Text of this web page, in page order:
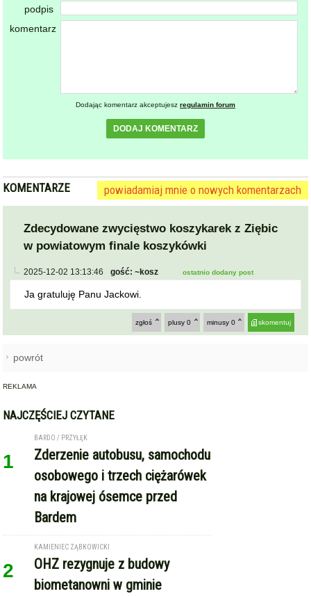
podpis
komentarz
Dodając komentarz akceptujesz regulamin forum
DODAJ KOMENTARZ
KOMENTARZE powiadamiaj mnie o nowych komentarzach
Zdecydowane zwycięstwo koszykarek z Ziębic
w powiatowym finale koszykówki
2025-12-02 13:13:46 gość: ~kosz ostatnio dodany post
Ja gratuluję Panu Jackowi.
skomentuj
minusy 0
plusy 0
zgłoś
powrót
REKLAMA
NAJCZĘŚCIEJ CZYTANE
1
BARDO / PRZYŁĘK
Zderzenie autobusu, samochodu
osobowego i trzech ciężarówek
na krajowej ósemce przed
Bardem
2
KAMIENIEC ZĄBKOWICKI
OHZ rezygnuje z budowy
biometanowni w gminie